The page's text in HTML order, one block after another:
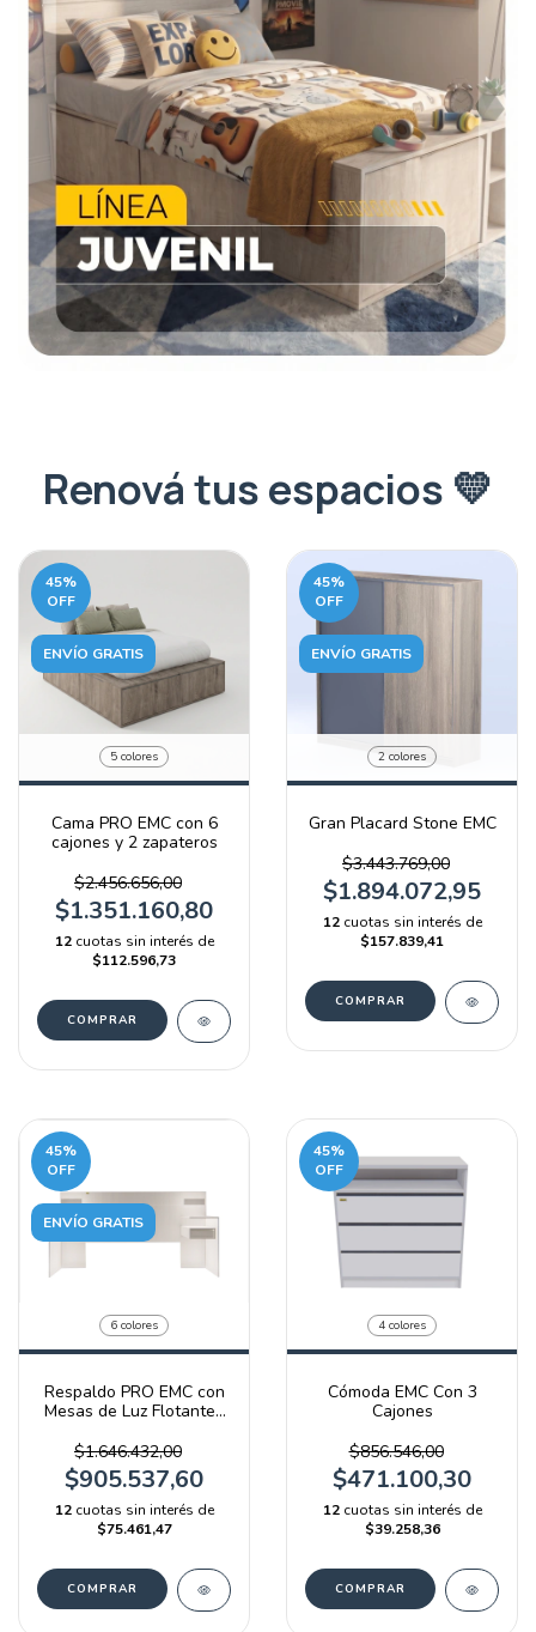
Renová tus espacios 💛
45%
OFF
ENVÍO GRATIS
5 colores
Cama PRO EMC con 6
cajones y 2 zapateros
$2.456.656,00
$1.351.160,80
12 cuotas sin interés de
$112.596,73
COMPRAR
45%
OFF
ENVÍO GRATIS
2 colores
Gran Placard Stone EMC
$3.443.769,00
$1.894.072,95
12 cuotas sin interés de
$157.839,41
COMPRAR
45%
OFF
ENVÍO GRATIS
6 colores
Respaldo PRO EMC con
Mesas de Luz Flotantes
$1.646.432,00
$905.537,60
12 cuotas sin interés de
$75.461,47
COMPRAR
45%
OFF
4 colores
Cómoda EMC Con 3
Cajones
$856.546,00
$471.100,30
12 cuotas sin interés de
$39.258,36
COMPRAR